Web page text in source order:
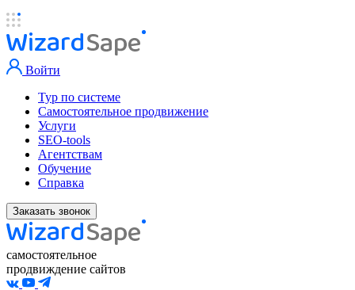
Войти
Тур по системе
Самостоятельное продвижение
Услуги
SEO-tools
Агентствам
Обучение
Справка
Заказать звонок
самостоятельное
продвиждение сайтов